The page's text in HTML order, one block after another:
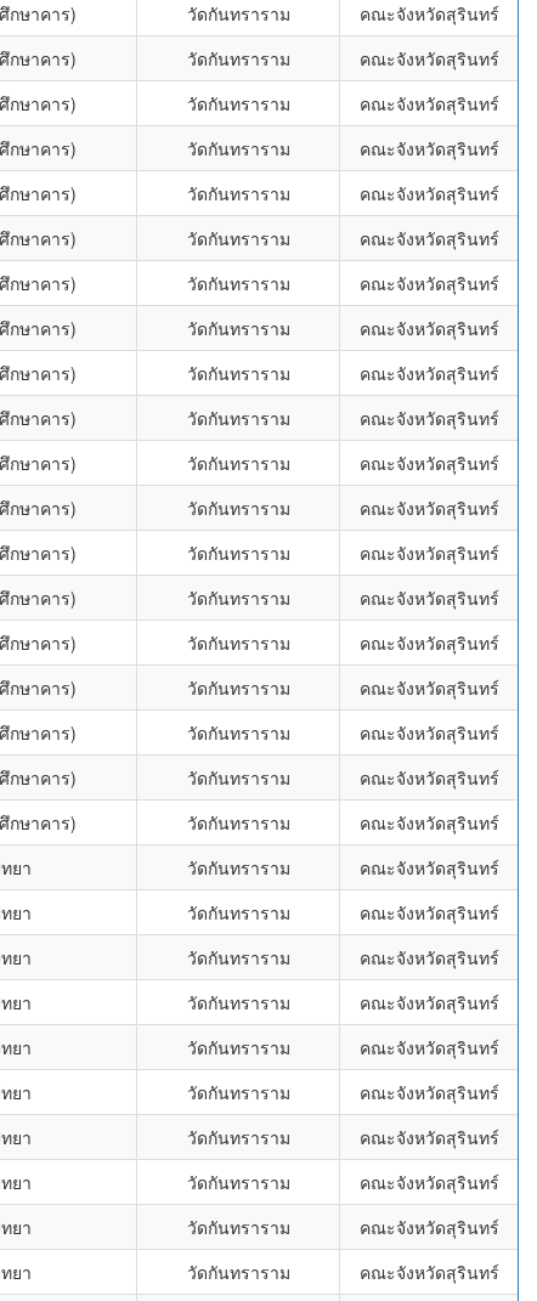
กษาคาร) วัดกันทราราม
คณะจังหวัดสุรินทร์
กษาคาร) วัดกันทราราม
คณะจังหวัดสุรินทร์
กษาคาร) วัดกันทราราม
คณะจังหวัดสุรินทร์
กษาคาร) วัดกันทราราม
คณะจังหวัดสุรินทร์
กษาคาร) วัดกันทราราม
คณะจังหวัดสุรินทร์
กษาคาร) วัดกันทราราม
คณะจังหวัดสุรินทร์
กษาคาร) วัดกันทราราม
คณะจังหวัดสุรินทร์
กษาคาร) วัดกันทราราม
คณะจังหวัดสุรินทร์
กษาคาร) วัดกันทราราม
คณะจังหวัดสุรินทร์
กษาคาร) วัดกันทราราม
คณะจังหวัดสุรินทร์
กษาคาร) วัดกันทราราม
คณะจังหวัดสุรินทร์
กษาคาร) วัดกันทราราม
คณะจังหวัดสุรินทร์
กษาคาร) วัดกันทราราม
คณะจังหวัดสุรินทร์
กษาคาร) วัดกันทราราม
คณะจังหวัดสุรินทร์
กษาคาร) วัดกันทราราม
คณะจังหวัดสุรินทร์
กษาคาร) วัดกันทราราม
คณะจังหวัดสุรินทร์
กษาคาร) วัดกันทราราม
คณะจังหวัดสุรินทร์
กษาคาร) วัดกันทราราม
คณะจังหวัดสุรินทร์
กษาคาร) วัดกันทราราม
คณะจังหวัดสุรินทร์
ยา วัดกันทราราม
คณะจังหวัดสุรินทร์
ยา วัดกันทราราม
คณะจังหวัดสุรินทร์
ยา วัดกันทราราม
คณะจังหวัดสุรินทร์
ยา วัดกันทราราม
คณะจังหวัดสุรินทร์
ยา วัดกันทราราม
คณะจังหวัดสุรินทร์
ยา วัดกันทราราม
คณะจังหวัดสุรินทร์
ยา วัดกันทราราม
คณะจังหวัดสุรินทร์
ยา วัดกันทราราม
คณะจังหวัดสุรินทร์
ยา วัดกันทราราม
คณะจังหวัดสุรินทร์
ยา วัดกันทราราม คณะจังหวัดสุรินทร์